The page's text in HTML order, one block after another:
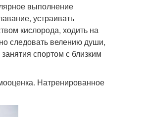
выполнение
устраивать
кислорода, ходить на
следовать велению души,
спортом с близким
Натренированное